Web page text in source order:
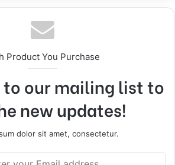
Product You Purchase
to our mailing list to
new updates!
dolor sit amet, consectetur.